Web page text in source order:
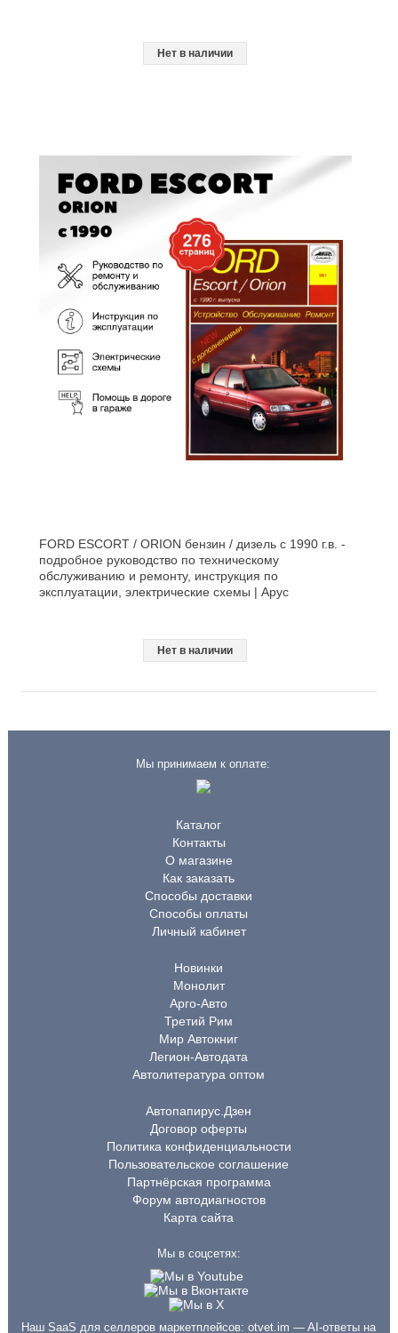
Нет в наличии
FORD ESCORT / ORION бензин / дизель с 1990 г.в. -
подробное руководство по техническому
обслуживанию и ремонту, инструкция по
эксплуатации, электрические схемы | Арус
Нет в наличии
Мы принимаем к оплате:
Каталог
Контакты
О магазине
Как заказать
Способы доставки
Способы оплаты
Личный кабинет
Новинки
Монолит
Арго-Авто
Третий Рим
Мир Автокниг
Легион-Автодата
Автолитература оптом
Автопапирус.Дзен
Договор оферты
Политика конфиденциальности
Пользовательское соглашение
Партнёрская программа
Форум автодиагностов
Карта сайта
Мы в соцсетях:
Наш SaaS для селлеров маркетплейсов:otvet.im — AI-ответы на